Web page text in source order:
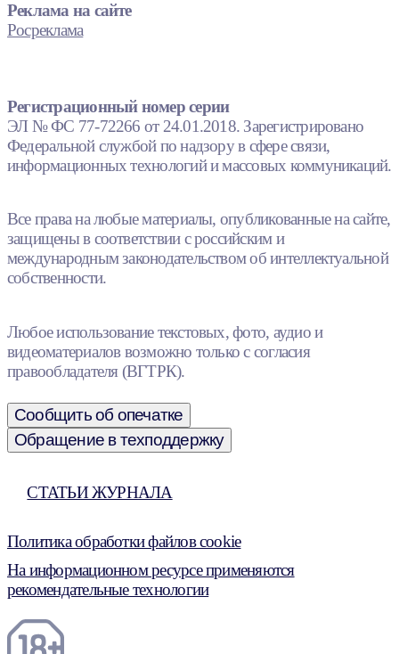
Реклама на сайте
Росреклама
Регистрационный номер серии
ЭЛ № ФС 77-72266 от 24.01.2018. Зарегистрировано
Федеральной службой по надзору в сфере связи,
информационных технологий и массовых коммуникаций.
Все права на любые материалы, опубликованные на сайте,
защищены в соответствии с российским и
международным законодательством об интеллектуальной
собственности.
Любое использование текстовых, фото, аудио и
видеоматериалов возможно только с согласия
правообладателя (ВГТРК).
Сообщить об опечатке
Обращение в техподдержку
СТАТЬИ ЖУРНАЛА
Политика обработки файлов cookie
На информационном ресурсе применяются
рекомендательные технологии